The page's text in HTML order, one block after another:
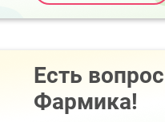
Есть
Фармика!